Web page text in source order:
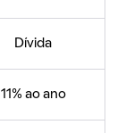
Dívida
11% ao ano